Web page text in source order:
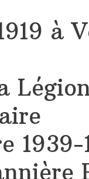
à
1939-